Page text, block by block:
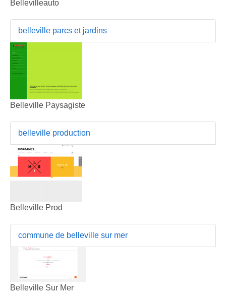
Bellevilleauto
belleville parcs et jardins
Belleville Paysagiste
belleville production
Belleville Prod
commune de belleville sur mer
Belleville Sur Mer